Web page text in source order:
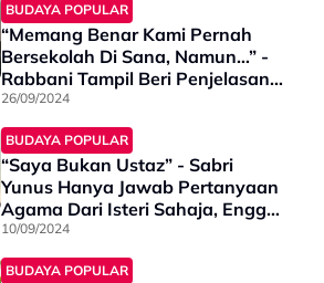
BUDAYA POPULAR
“Memang Benar Kami Pernah
Bersekolah Di Sana, Namun…” -
Rabbani Tampil Beri Penjelasan
Mengenai Al-Aqram
26/09/2024
BUDAYA POPULAR
“Saya Bukan Ustaz” - Sabri
Yunus Hanya Jawab Pertanyaan
Agama Dari Isteri Sahaja, Enggan
Ambil Risiko
10/09/2024
BUDAYA POPULAR